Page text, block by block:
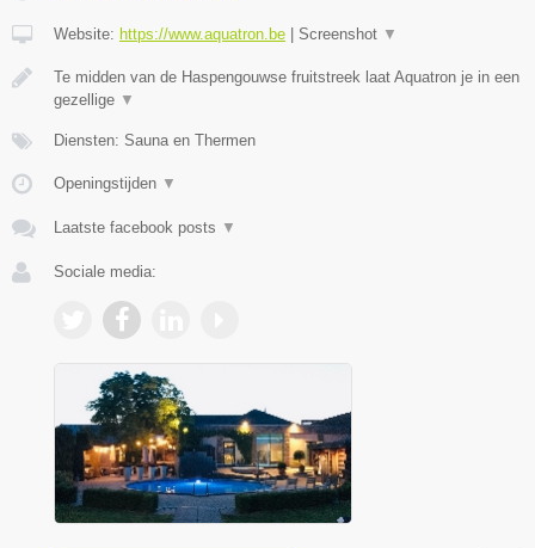
Website: https://www.aquatron.be | Screenshot ▼
Te midden van de Haspengouwse fruitstreek laat Aquatron je in een
gezellige ▼
Diensten: Sauna en Thermen
Openingstijden ▼
Laatste facebook posts ▼
Sociale media: